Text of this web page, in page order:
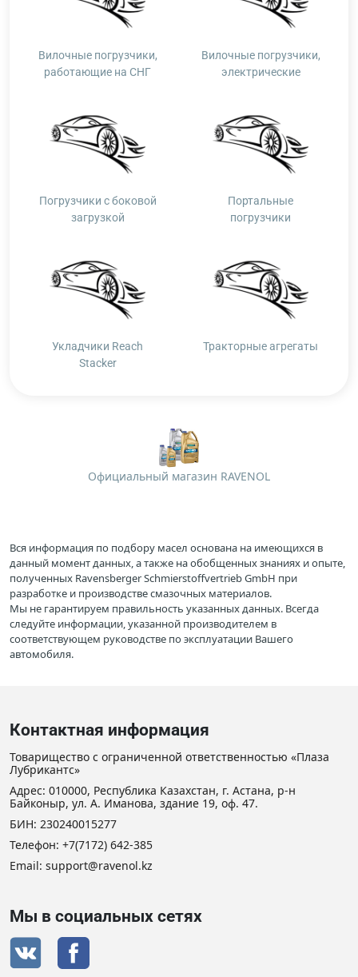
Вилочные погрузчики,
работающие на СНГ
Вилочные погрузчики,
электрические
Погрузчики с боковой
загрузкой
Портальные
погрузчики
Укладчики Reach
Stacker
Тракторные агрегаты
Официальный магазин RAVENOL
Вся информация по подбору масел основана на имеющихся в
данный момент данных, а также на обобщенных знаниях и опыте,
полученных Ravensberger Schmierstoffvertrieb GmbH при
разработке и производстве смазочных материалов.
Мы не гарантируем правильность указанных данных. Всегда
следуйте информации, указанной производителем в
соответствующем руководстве по эксплуатации Вашего
автомобиля.
Контактная информация
Товарищество с ограниченной ответственностью «Плаза
Лубрикантс»
Адрес: 010000, Республика Казахстан, г. Астана, р-н
Байконыр, ул. А. Иманова, здание 19, оф. 47.
БИН: 230240015277
Телефон: +7(7172) 642-385
Email: support@ravenol.kz
Мы в социальных сетях